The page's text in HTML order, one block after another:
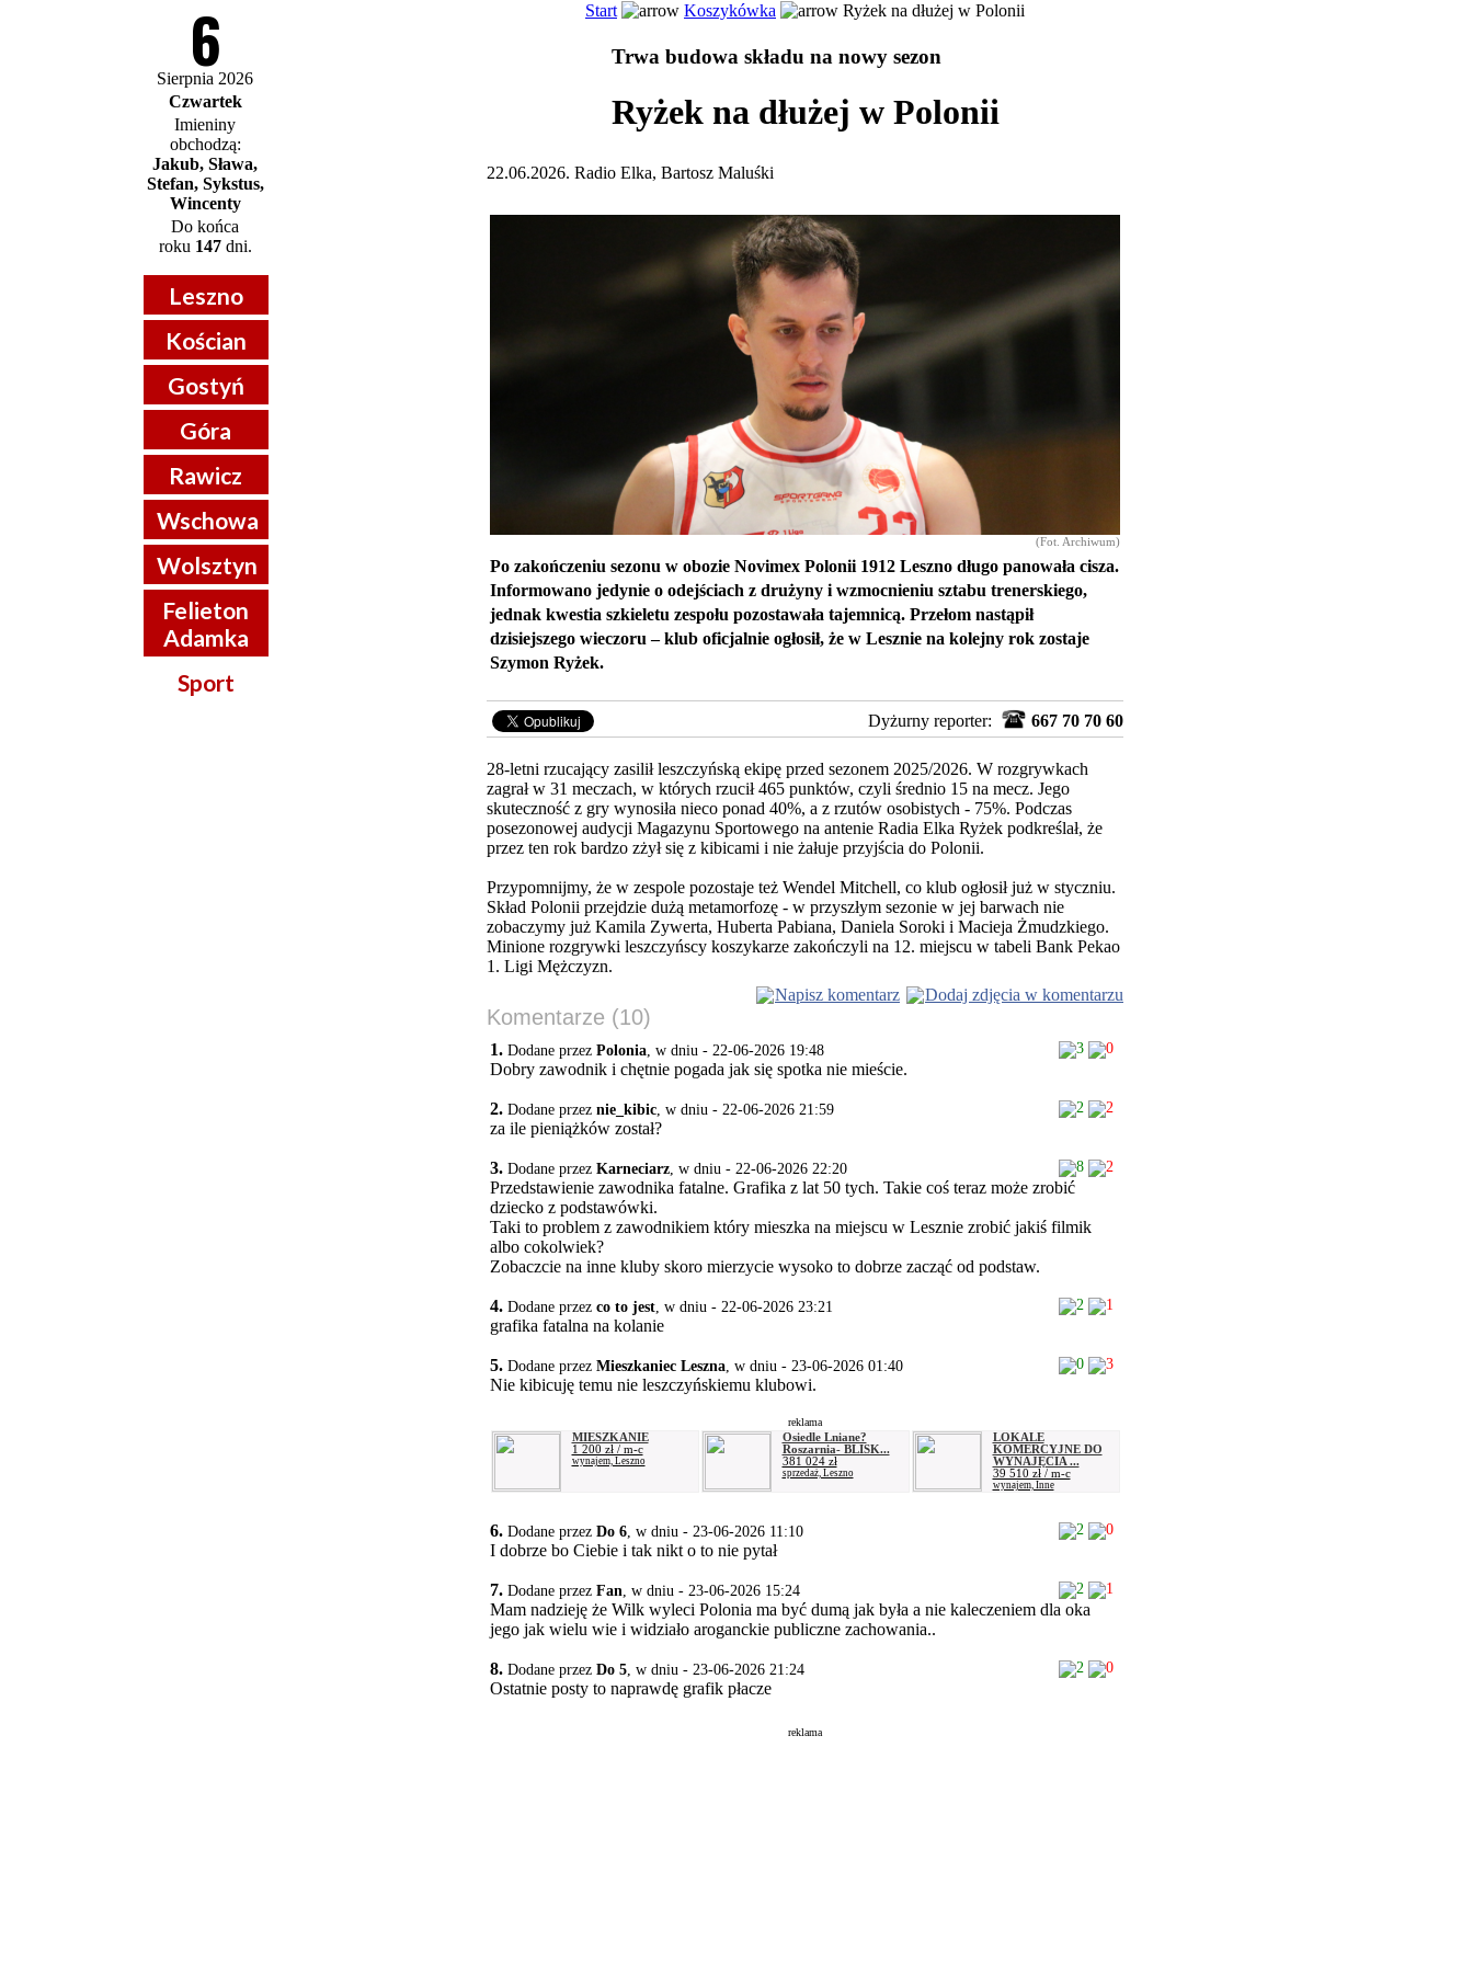
6
Sierpnia 2026
Czwartek
Imieniny
obchodzą:
Jakub, Sława,
Stefan, Sykstus,
Wincenty
Do końca
roku 147dni.
Leszno
Kościan
Gostyń
Góra
Rawicz
Wschowa
Wolsztyn
Felieton
Adamka
Sport
Start Koszykówka Ryżek na dłużej w Polonii
Trwa budowa składu na nowy sezon
Ryżek na dłużej w Polonii
22.06.2026. Radio Elka, Bartosz Maluśki
(Fot. Archiwum)
Po zakończeniu sezonu w obozie Novimex Polonii 1912 Leszno długo panowała cisza.
Informowano jedynie o odejściach z drużyny i wzmocnieniu sztabu trenerskiego,
jednak kwestia szkieletu zespołu pozostawała tajemnicą. Przełom nastąpił
dzisiejszego wieczoru – klub oficjalnie ogłosił, że w Lesznie na kolejny rok zostaje
Szymon Ryżek.
Dyżurny reporter: 667 70 70 60
28-letni rzucający zasilił leszczyńską ekipę przed sezonem 2025/2026. W rozgrywkach
zagrał w 31 meczach, w których rzucił 465 punktów, czyli średnio 15 na mecz. Jego
skuteczność z gry wynosiła nieco ponad 40%, a z rzutów osobistych - 75%. Podczas
posezonowej audycji Magazynu Sportowego na antenie Radia Elka Ryżek podkreślał, że
przez ten rok bardzo zżył się z kibicami i nie żałuje przyjścia do Polonii.
Przypomnijmy, że w zespole pozostaje też Wendel Mitchell, co klub ogłosił już w styczniu.
Skład Polonii przejdzie dużą metamorfozę - w przyszłym sezonie w jej barwach nie
zobaczymy już Kamila Zywerta, Huberta Pabiana, Daniela Soroki i Macieja Żmudzkiego.
Minione rozgrywki leszczyńscy koszykarze zakończyli na 12. miejscu w tabeli Bank Pekao
1. Ligi Mężczyzn.
Napisz komentarz
Dodaj zdjęcia w komentarzu
Komentarze (10)
1. Dodane przez Polonia, w dniu - 22-06-2026 19:48 3 0
Dobry zawodnik i chętnie pogada jak się spotka nie mieście.
2. Dodane przez nie_kibic, w dniu - 22-06-2026 21:59 2 2
za ile pieniążków został?
3. Dodane przez Karneciarz, w dniu - 22-06-2026 22:20 8 2
Przedstawienie zawodnika fatalne. Grafika z lat 50 tych. Takie coś teraz może zrobić
dziecko z podstawówki.
Taki to problem z zawodnikiem który mieszka na miejscu w Lesznie zrobić jakiś filmik
albo cokolwiek?
Zobaczcie na inne kluby skoro mierzycie wysoko to dobrze zacząć od podstaw.
4. Dodane przez co to jest, w dniu - 22-06-2026 23:21 2 1
grafika fatalna na kolanie
5. Dodane przez Mieszkaniec Leszna, w dniu - 23-06-2026 01:40 0 3
Nie kibicuję temu nie leszczyńskiemu klubowi.
reklama
MIESZKANIE
1 200 zł / m-c
wynajem, Leszno
Osiedle Lniane?
Roszarnia- BLISK...
381 024 zł
sprzedaż, Leszno
LOKALE
KOMERCYJNE DO
WYNAJĘCIA ...
39 510 zł / m-c
wynajem, Inne
6. Dodane przez Do 6, w dniu - 23-06-2026 11:10 2 0
I dobrze bo Ciebie i tak nikt o to nie pytał
7. Dodane przez Fan, w dniu - 23-06-2026 15:24 2 1
Mam nadzieję że Wilk wyleci Polonia ma być dumą jak była a nie kaleczeniem dla oka
jego jak wielu wie i widziało aroganckie publiczne zachowania..
8. Dodane przez Do 5, w dniu - 23-06-2026 21:24 2 0
Ostatnie posty to naprawdę grafik płacze
reklama